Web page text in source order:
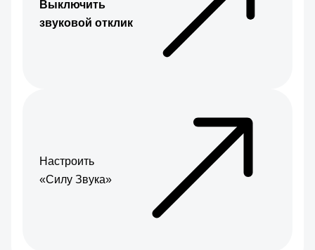
Выключить
звуковой отклик
Настроить
«Силу Звука»